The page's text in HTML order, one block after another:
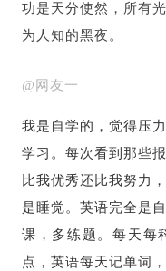
功是天分使然，所有
为人知的黑夜。
@网友一
我是自学的，觉得压
学习。每次看到那些
比我优秀还比我努力
是睡觉。英语完全是
课，多练题。每天每
点，英语每天记单词